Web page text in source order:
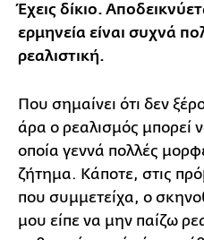
Έχεις δίκιο.
ερμηνεία είναι συχνά
ρεαλιστική.
Που σημαίνει ότι δεν
άρα ο ρεαλισμός μπορεί
οποία γεννά πολλές
ζήτημα. Κάποτε, στις
που συμμετείχα, ο
μου είπε να μην παίζω